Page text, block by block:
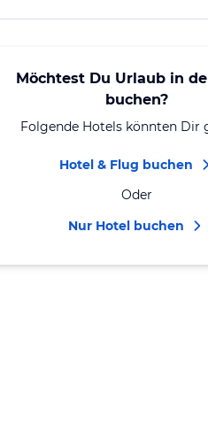
Möchtest Du Urlaub in
buchen?
Folgende Hotels könnten Dir
Hotel & Flug buchen
Oder
Nur Hotel buchen